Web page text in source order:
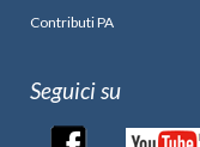
Contributi PA
Seguici su